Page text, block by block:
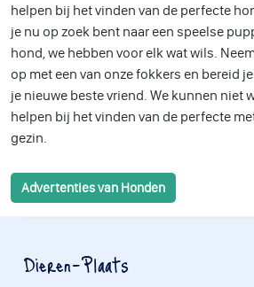
helpen bij het vinden van de perfecte
je nu op zoek bent naar een speelse
hond, we hebben voor elk wat wils.
op met een van onze fokkers en bereid
je nieuwe beste vriend. We kunnen niet
helpen bij het vinden van de perfecte
gezin.
Advertenties van Honden
Dieren-Plaats